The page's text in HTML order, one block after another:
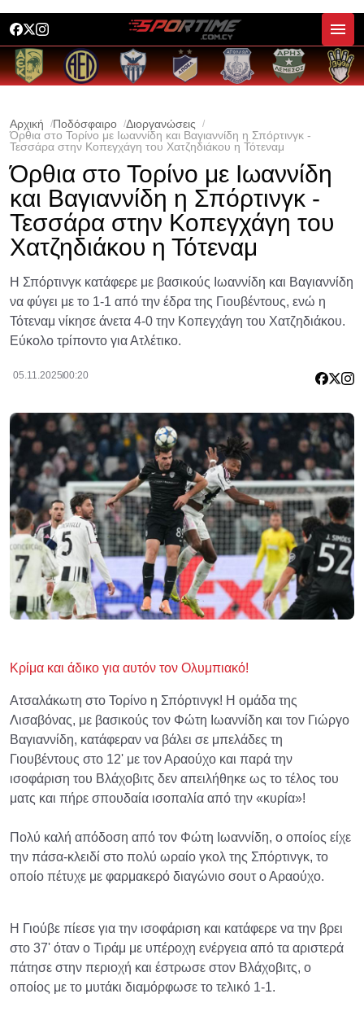
Αρχική Ποδόσφαιρο
Διοργανώσεις
Όρθια στο Τορίνο με Ιωαννίδη και Βαγιαννίδη η Σπόρτινγκ -
Τεσσάρα στην Κοπεγχάγη του Χατζηδιάκου η Τότεναμ
Όρθια στο Τορίνο με Ιωαννίδη
και Βαγιαννίδη η Σπόρτινγκ -
Τεσσάρα στην Κοπεγχάγη του
Χατζηδιάκου η Τότεναμ
Η Σπόρτινγκ κατάφερε με βασικούς Ιωαννίδη και Βαγιαννίδη
να φύγει με το 1-1 από την έδρα της Γιουβέντους, ενώ η
Τότεναμ νίκησε άνετα 4-0 την Κοπεγχάγη του Χατζηδιάκου.
Εύκολο τρίποντο για Ατλέτικο.
05.11.202500:20
Κρίμα και άδικο για αυτόν τον Ολυμπιακό!
Ατσαλάκωτη στο Τορίνο η Σπόρτινγκ! Η ομάδα της
Λισαβόνας, με βασικούς τον Φώτη Ιωαννίδη και τον Γιώργο
Βαγιαννίδη, κατάφεραν να βάλει σε μπελάδες τη
Γιουβέντους στο 12' με τον Αραούχο και παρά την
ισοφάριση του Βλάχοβιτς δεν απειλήθηκε ως το τέλος του
ματς και πήρε σπουδαία ισοπαλία από την «κυρία»!
Πολύ καλή απόδοση από τον Φώτη Ιωαννίδη, ο οποίος είχε
την πάσα-κλειδί στο πολύ ωραίο γκολ της Σπόρτινγκ, το
οποίο πέτυχε με φαρμακερό διαγώνιο σουτ ο Αραούχο.
Η Γιούβε πίεσε για την ισοφάριση και κατάφερε να την βρει
στο 37' όταν ο Τιράμ με υπέροχη ενέργεια από τα αριστερά
πάτησε στην περιοχή και έστρωσε στον Βλάχοβιτς, ο
οποίος με το μυτάκι διαμόρφωσε το τελικό 1-1.